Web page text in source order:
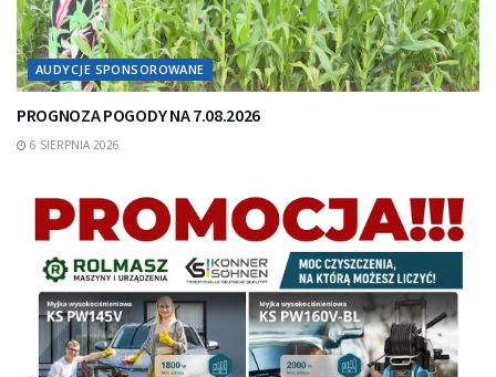
AUDYCJE SPONSOROWANE
PROGNOZA POGODY NA 7.08.2026
6 SIERPNIA 2026